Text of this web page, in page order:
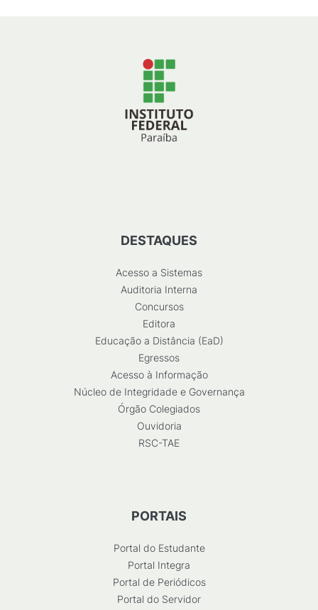
DESTAQUES
Acesso a Sistemas
Auditoria Interna
Concursos
Editora
Educação a Distância (EaD)
Egressos
Acesso à Informação
Núcleo de Integridade e Governança
Órgão Colegiados
Ouvidoria
RSC-TAE
PORTAIS
Portal do Estudante
Portal Integra
Portal de Periódicos
Portal do Servidor